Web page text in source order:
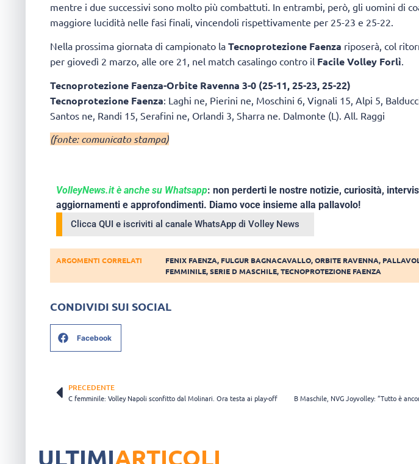
mentre i due successivi sono molto più combattuti. In entrambi, però, gli uomini di
maggiore lucidità nelle fasi finali, vincendoli rispettivamente per 25-23 e 25-22.
Nella prossima giornata di campionato la Tecnoprotezione Faenza riposerà, col
per giovedì 2 marzo, alle ore 21, nel match casalingo contro il Facile Volley Forlì
Tecnoprotezione Faenza-Orbite Ravenna 3-0 (25-11, 25-23, 25-22)
Tecnoprotezione Faenza: Laghi ne, Pierini ne, Moschini 6, Vignali 15, Alpi 5,
Santos ne, Randi 15, Serafini ne, Orlandi 3, Sharra ne. Dalmonte (L). All. Raggi
(fonte: comunicato stampa)
VolleyNews.it è anche su Whatsapp: non perderti le nostre notizie, curiosità,
aggiornamenti e approfondimenti. Diamo voce insieme alla pallavolo!
Clicca QUI e iscriviti al canale WhatsApp di Volley News
ARGOMENTI CORRELATI FENIX FAENZA, FULGUR BAGNACAVALLO,ORBITE RAVENNA,
FEMMINILE,SERIE D MASCHILE,TECNOPROTEZIONE FAENZA
CONDIVIDI SUI SOCIAL
Facebook
PRECEDENTE
C femminile: Volley Napoli sconfitto dal Molinari. Ora testa ai play-off
ULTIMIARTICOLI